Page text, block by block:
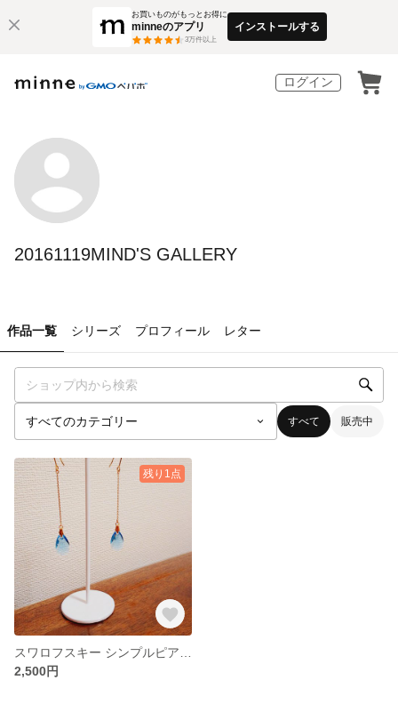
お買いものがもっとお得に
minneのアプリ
3万件以上
インストールする
ログイン
20161119MIND'S GALLERY
作品一覧 シリーズ プロフィール レター
すべて 販売中
残り1点
2,500円